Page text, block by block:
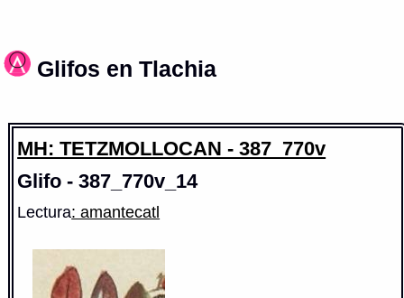
Glifos en Tlachia
MH: TETZMOLLOCAN - 387_770v
Glifo - 387_770v_14
Lectura: amantecatl